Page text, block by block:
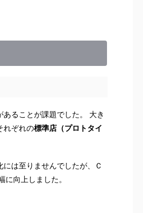
ることが課題でした。 大き
れぞれの標準店（プロトタイ
は至りませんでしたが、Ｃ
向上しました。